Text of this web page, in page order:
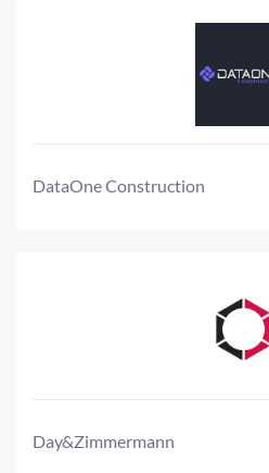
DataOne Construction
Day&Zimmermann